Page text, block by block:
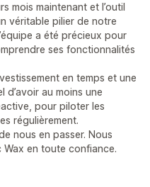
mois maintenant et l’outil
véritable pilier de notre
a été précieux pour
ses fonctionnalités
en temps et une
d’avoir au moins une
pour piloter les
régulièrement.
nous en passer. Nous
Wax en toute confiance.